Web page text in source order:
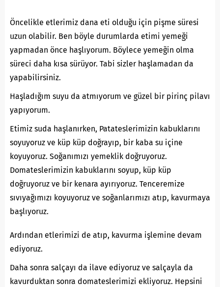
Öncelikle etlerimiz dana eti olduğu için pişme süresi
uzun olabilir. Ben böyle durumlarda etimi yemeği
yapmadan önce haşlıyorum. Böylece yemeğin olma
süreci daha kısa sürüyor. Tabi sizler haşlamadan da
yapabilirsiniz.
Haşladığım suyu da atmıyorum ve güzel bir pirinç pilavı
yapıyorum.
Etimiz suda haşlanırken, Patateslerimizin kabuklarını
soyuyoruz ve küp küp doğrayıp, bir kaba su içine
koyuyoruz. Soğanımızı yemeklik doğruyoruz.
Domateslerimizin kabuklarını soyup, küp küp
doğruyoruz ve bir kenara ayırıyoruz. Tenceremize
sıvıyağımızı koyuyoruz ve soğanlarımızı atıp, kavurmaya
başlıyoruz.
Ardından etlerimizi de atıp, kavurma işlemine devam
ediyoruz.
Daha sonra salçayı da ilave ediyoruz ve salçayla da
kavurduktan sonra domateslerimizi ekliyoruz. Hepsini